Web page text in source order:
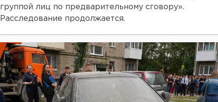
группой лиц по предварительному сговору».
Расследование продолжается.